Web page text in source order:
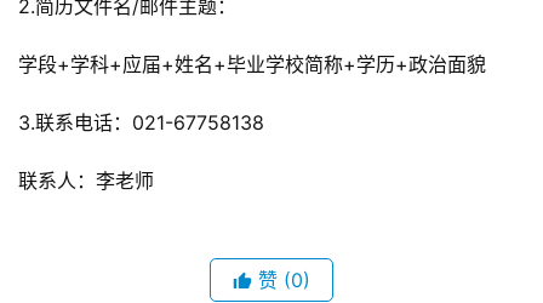
2.简历文件名/邮件主题：
学段+学科+应届+姓名+毕业学校简称+学历+政治面貌
3.联系电话：021-67758138
联系人：李老师
赞 (0)